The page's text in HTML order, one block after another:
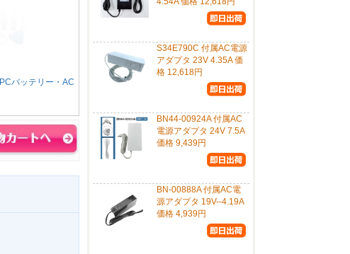
バッテリー・AC
S34E790C 付属AC電源
アダプタ 23V 4.35A 価
格 12,618円
BN44-00924A 付属AC
電源アダプタ 24V 7.5A
価格 9,439円
BN-00888A 付属AC電
源アダプタ 19V--4.19A
価格 4,939円